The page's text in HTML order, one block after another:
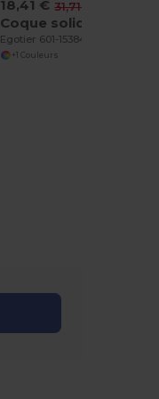
18,41 € 31,71 €
Egotier 601-15384
+1 Couleurs